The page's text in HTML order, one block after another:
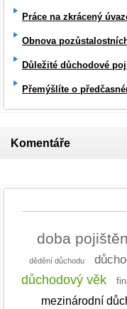
Práce na zkrácený
Obnova
Důležité důchodové
Přemýšlíte o
Komentáře
doba
dědění důchodu
důchodový věk
mezinárodní